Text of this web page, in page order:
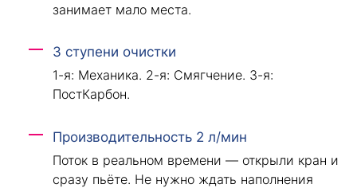
занимает мало места.
3 ступени очистки
1-я: Механика. 2-я: Смягчение. 3-я:
ПостКарбон.
Производительность 2 л/мин
Поток в реальном времени — открыли кран и
сразу пьёте. Не нужно ждать наполнения